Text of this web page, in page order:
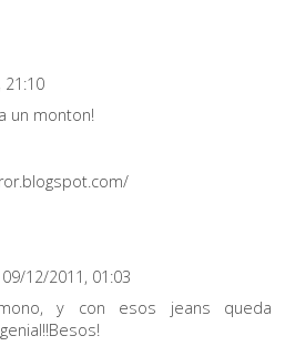
21:10
un monton!
09/12/2011, 01:03
y con esos jeans queda